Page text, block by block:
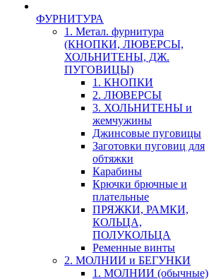
ФУРНИТУРА
1. Метал. фурнитура
(КНОПКИ, ЛЮВЕРСЫ,
ХОЛЬНИТЕНЫ, ДЖ.
ПУГОВИЦЫ)
1. КНОПКИ
2. ЛЮВЕРСЫ
3. ХОЛЬНИТЕНЫ и
жемчужины
Джинсовые пуговицы
Заготовки пуговиц для
обтяжки
Карабины
Крючки брючные и
плательные
ПРЯЖКИ, РАМКИ,
КОЛЬЦА,
ПОЛУКОЛЬЦА
Ременные винты
2. МОЛНИИ и БЕГУНКИ
1. МОЛНИИ (обычные)